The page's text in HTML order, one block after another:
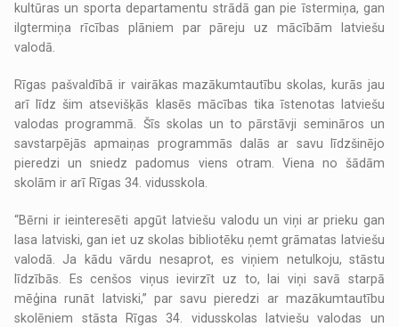
kultūras un sporta departamentu strādā gan pie īstermiņa, gan
ilgtermiņa rīcības plāniem par pāreju uz mācībām latviešu
valodā.
Rīgas pašvaldībā ir vairākas mazākumtautību skolas, kurās jau
arī līdz šim atsevišķās klasēs mācības tika īstenotas latviešu
valodas programmā. Šīs skolas un to pārstāvji semināros un
savstarpējās apmaiņas programmās dalās ar savu līdzšinējo
pieredzi un sniedz padomus viens otram. Viena no šādām
skolām ir arī Rīgas 34. vidusskola.
“Bērni ir ieinteresēti apgūt latviešu valodu un viņi ar prieku gan
lasa latviski, gan iet uz skolas bibliotēku ņemt grāmatas latviešu
valodā. Ja kādu vārdu nesaprot, es viņiem netulkoju, stāstu
līdzībās. Es cenšos viņus ievirzīt uz to, lai viņi savā starpā
mēģina runāt latviski,” par savu pieredzi ar mazākumtautību
skolēniem stāsta Rīgas 34. vidusskolas latviešu valodas un